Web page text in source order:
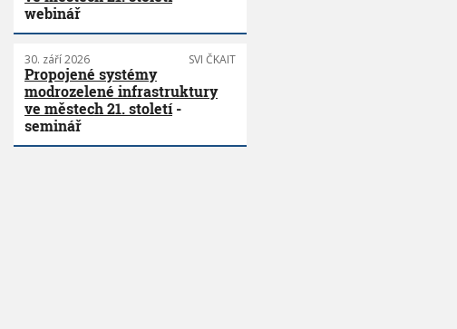
webinář
30. září 2026 SVI ČKAIT
Propojené systémy
modrozelené infrastruktury
ve městech 21. století-
seminář